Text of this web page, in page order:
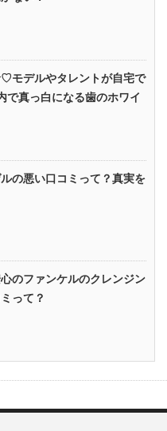
モデルやタレントが自宅で
で真っ白になる歯のホワイ
の悪い口コミって？真実を
のファンケルのクレンジン
って？